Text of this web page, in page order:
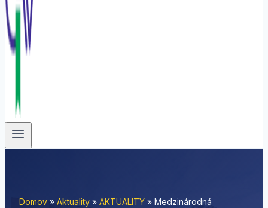
Domov » Aktuality » AKTUALITY » Medzinárodná